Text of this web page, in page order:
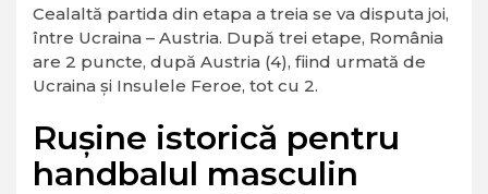
Cealaltă partida din etapa a treia se va disputa joi,
între Ucraina – Austria. După trei etape, România
are 2 puncte, după Austria (4), fiind urmată de
Ucraina şi Insulele Feroe, tot cu 2.
Rușine istorică pentru
handbalul masculin